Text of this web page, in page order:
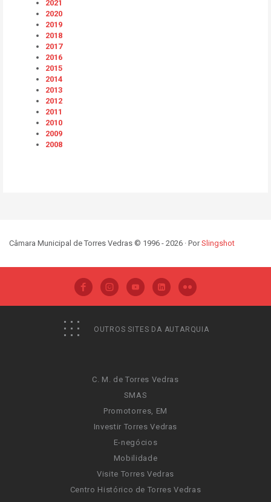
2021
2020
2019
2018
2017
2016
2015
2014
2013
2012
2011
2010
2009
2008
Câmara Municipal de Torres Vedras © 1996 - 2026 · PorSlingshot
OUTROS SITES DA AUTARQUIA
C. M. de Torres Vedras
SMAS
Promotorres, EM
Investir Torres Vedras
E-negócios
Mobilidade
Visite Torres Vedras
Centro Histórico de Torres Vedras